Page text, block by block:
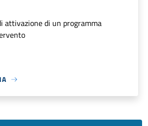
attivazione di un programma